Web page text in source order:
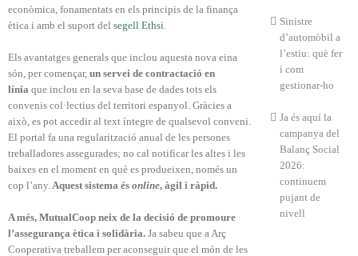
econòmica, fonamentats en els principis de la finança
ètica i amb el suport del segell Ethsi.
Els avantatges generals que inclou aquesta nova eina
són, per començar, un servei de contractació en
línia que inclou en la seva base de dades tots els
convenis col·lectius del territori espanyol. Gràcies a
això, es pot accedir al text íntegre de qualsevol conveni.
El portal fa una regularització anual de les persones
treballadores assegurades; no cal notificar les altes i les
baixes en el moment en què es produeixen, només un
cop l’any.Aquest sistema és online, àgil i ràpid.
A més, MutualCoop neix de la decisió de promoure
l’assegurança ètica i solidària. Ja sabeu que a Arç
Cooperativa treballem per aconseguir que el món de les
Sinistre
d’automòbil a
l’estiu: què fer
i com
gestionar-ho
Ja és aquí la
campanya del
Balanç Social
2026:
continuem
pujant de
nivell